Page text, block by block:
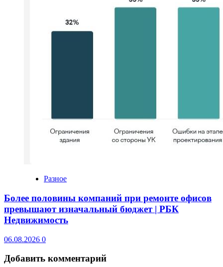
Разное
Более половины компаний при ремонте офисов
превышают изначальный бюджет | РБК
Недвижимость
06.08.2026 0
Добавить комментарий